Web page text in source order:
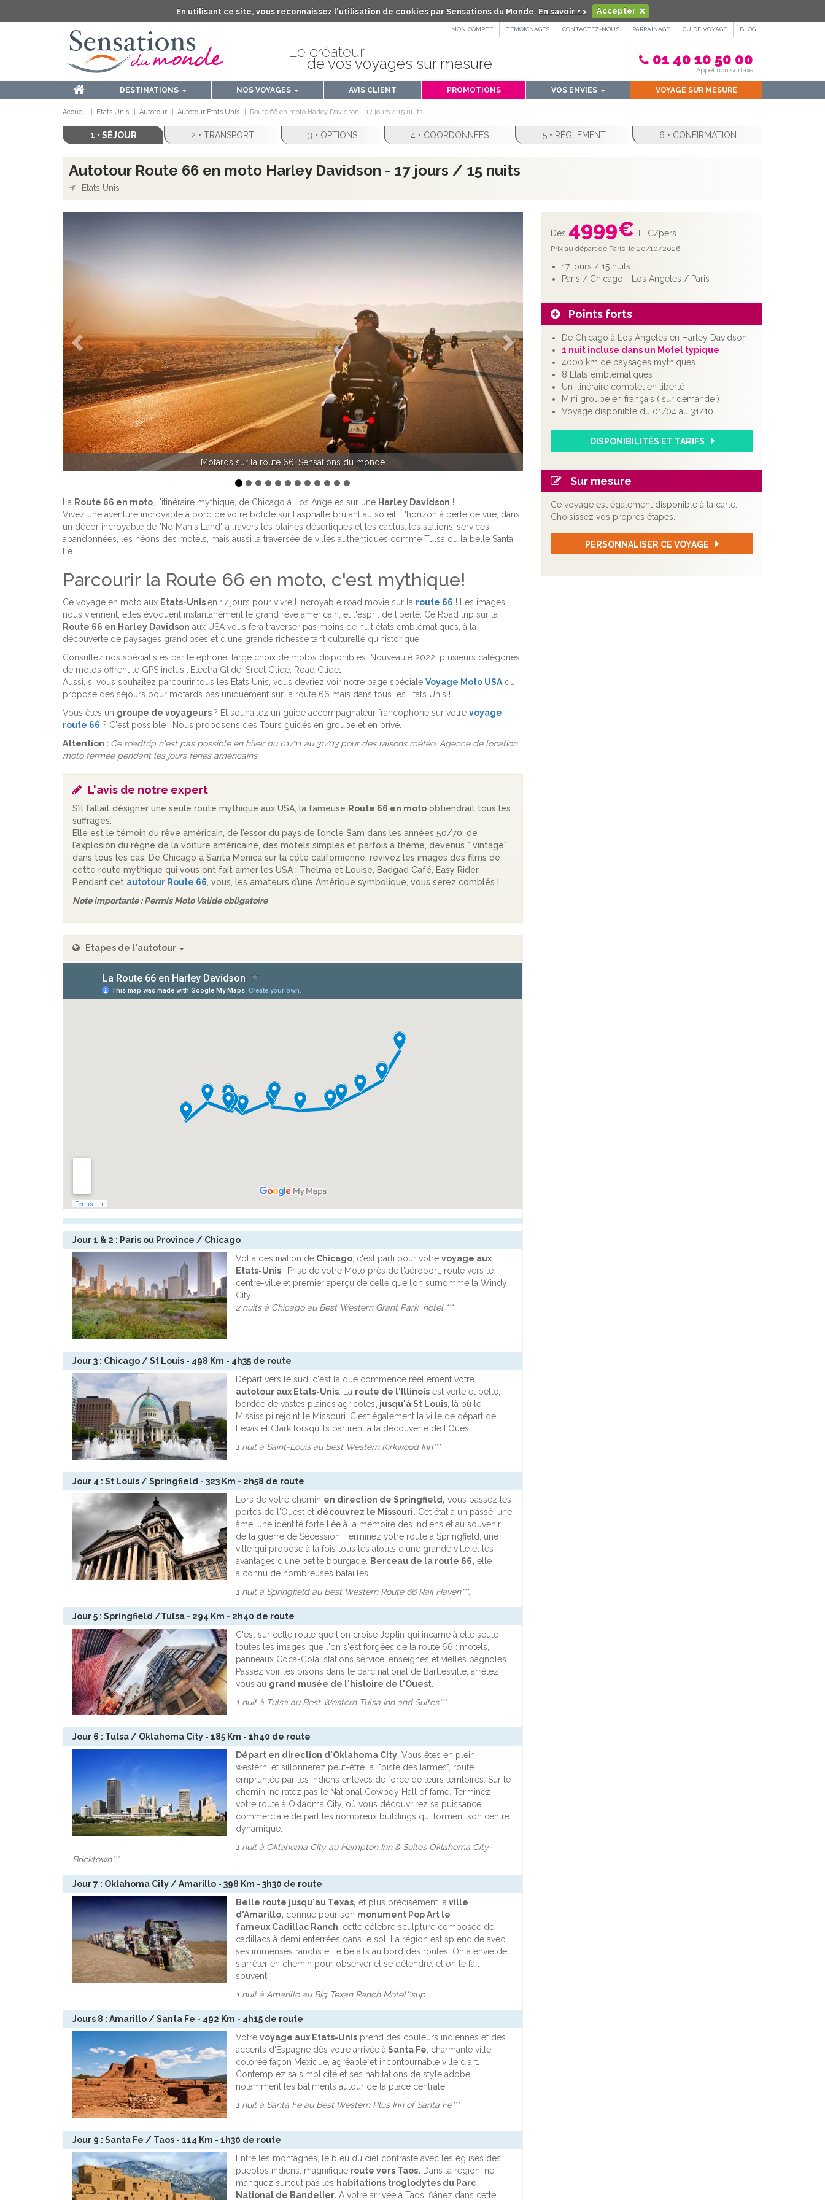
En utilisant ce site, vous reconnaissez l'utilisation de cookies par Sensations du Monde. En savoir + > Accepter
MON COMPTE TÉMOIGNAGES CONTACTEZ-NOUS PARRAINAGE GUIDE VOYAGE BLOG
Le créateur
de vos voyages sur mesure 01 40 10 50 00
Appel non surtaxé
DESTINATIONS NOS VOYAGES AVIS CLIENT PROMOTIONS VOS ENVIES VOYAGE SUR MESURE
Accueil Etats Unis Autotour Autotour Etats Unis Route 66 en moto Harley Davidson - 17 jours / 15 nuits
1 • SÉJOUR 2 • TRANSPORT 3 • OPTIONS 4 • COORDONNÉES 5 • RÈGLEMENT 6 • CONFIRMATION
Autotour Route 66 en moto Harley Davidson - 17 jours / 15 nuits
Etats Unis
Dès 4999€ TTC/pers.
Prix au départ de Paris, le 20/10/2026
17 jours / 15 nuits
Paris / Chicago - Los Angeles / Paris
Points forts
De Chicago à Los Angeles en Harley Davidson
1 nuit incluse dans un Motel typique
4000 km de paysages mythiques
8 Etats emblématiques
Un itinéraire complet en liberté
Mini groupe en français ( sur demande )
Voyage disponible du 01/04 au 31/10
DISPONIBILITÉS ET TARIFS
Sur mesure
Ce voyage est également disponible à la carte.
Choisissez vos propres étapes...
PERSONNALISER CE VOYAGE
Chicago - Sensations du monde
Précédent
La Route 66 en moto, l'itinéraire mythique, de Chicago à Los Angeles sur une Harley Davidson !
Vivez une aventure incroyable à bord de votre bolide sur l'asphalte brûlant au soleil. L'horizon à perte de vue, dans
un décor incroyable de "No Man's Land" à travers les plaines désertiques et les cactus, les stations-services
abandonnées, les néons des motels, mais aussi la traversée de villes authentiques comme Tulsa ou la belle Santa
Fe.
Parcourir la Route 66 en moto, c'est mythique!
Ce voyage en moto aux Etats-Unisen 17 jours pour vivre l'incroyable road movie sur la route 66 ! Les images
nous viennent, elles évoquent instantanément le grand rêve américain, et l'esprit de liberté. Ce Road trip sur la
Route 66 en Harley Davidson aux USA vous fera traverser pas moins de huit états emblématiques, à la
découverte de paysages grandioses et d'une grande richesse tant culturelle qu'historique.
Consultez nos spécialistes par téléphone, large choix de motos disponibles. Nouveauté 2022, plusieurs catégories
de motos offrent le GPS inclus : Electra Glide, Sreet Glide, Road Glide.
Aussi, si vous souhaitez parcourir tous les Etats Unis, vous devriez voir notre page spéciale Voyage Moto USAqui
propose des séjours pour motards pas uniquement sur la route 66 mais dans tous les Etats Unis !
Vous êtes un groupe de voyageurs? Et souhaitez un guide accompagnateur francophone sur votre voyage
route 66 ? C'est possible ! Nous proposons des Tours guidés en groupe et en privé.
Attention : Ce roadtrip n'est pas possible en hiver du 01/11 au 31/03 pour des raisons météo. Agence de location
moto fermée pendant les jours fériés américains.
L'avis de notre expert
S’il fallait désigner une seule route mythique aux USA, la fameuse Route 66 en moto obtiendrait tous les
suffrages.
Elle est le témoin du rêve américain, de l’essor du pays de l’oncle Sam dans les années 50/70, de
l’explosion du règne de la voiture américaine, des motels simples et parfois à thème, devenus " vintage"
dans tous les cas. De Chicago à Santa Monica sur la côte californienne, revivez les images des films de
cette route mythique qui vous ont fait aimer les USA : Thelma et Louise, Badgad Café, Easy Rider.
Pendant cet autotour Route 66, vous, les amateurs d’une Amérique symbolique, vous serez comblés !
Note importante : Permis Moto Valide obligatoire
Etapes de l'autotour
Jour 1 & 2 : Paris ou Province / Chicago
Vol à destination de Chicago, c'est parti pour votrevoyage aux
Etats-Unis ! Prise de votre Moto près de l'aéroport, route vers le
centre-ville et premier aperçu de celle que l’on surnomme la Windy
City.
2 nuits à Chicago au Best Western Grant Park hotel ***.
Jour 3 : Chicago / St Louis - 498 Km - 4h35 de route
Départ vers le sud, c'est là que commence réellement votre
autotour aux Etats-Unis . La route de l'Illinois est verte et belle,
bordée de vastes plaines agricoles, jusqu'à St Louis , là où le
Mississipi rejoint le Missouri. C'est également la ville de départ de
Lewis et Clark lorsqu'ils partirent à la découverte de l'Ouest.
1 nuit à Saint-Louis au Best Western Kirkwood Inn***.
Jour 4 : St Louis / Springfield - 323 Km - 2h58 de route
Lors de votre chemin en direction de Springfield, vous passez les
portes de l'Ouest et découvrez le Missouri. Cet état a un passé, une
âme, une identité forte liée à la mémoire des Indiens et au souvenir
de la guerre de Sécession. Terminez votre route à Springfield, une
ville qui propose à la fois tous les atouts d'une grande ville et les
avantages d'une petite bourgade.
Berceau de la route 66, elle
a connu de nombreuses batailles.
1 nuit à Springfield au Best Western Route 66 Rail Haven***.
Jour 5 : Springfield /Tulsa - 294 Km - 2h40 de route
C'est sur cette route que l'on croise Joplin qui incarne à elle seule
toutes les images que l'on s'est forgées de la route 66 : motels,
panneaux Coca-Cola, stations service, enseignes et vielles bagnoles.
Passez voir les bisons dans le parc national de Bartlesville, arrêtez
vous au grand musée de l'histoire de l'Ouest
1 nuit à Tulsa au Best Western Tulsa Inn and Suites***.
Jour 6 : Tulsa / Oklahoma City - 185 Km - 1h40 de route
Départ en direction d'Oklahoma City. Vous êtes en plein
western, et sillonnerez peut-être la "piste des larmes", route
empruntée par les indiens enlevés de force de leurs territoires. Sur le
chemin, ne ratez pas le National Cowboy Hall of fame. Terminez
votre route à Oklaoma City, où vous découvrirez sa puissance
commerciale de part les nombreux buildings qui forment son centre
dynamique.
1 nuit à Oklahoma City au Hampton Inn & Suites Oklahoma City-
Bricktown***
Jour 7 : Oklahoma City / Amarillo - 398 Km - 3h30 de route
Belle route jusqu'au Texas, et plus précisément laville
d'Amarillo, connue pour son monument Pop Art le
fameux Cadillac Ranch, cette célèbre sculpture composée de
cadillacs à demi enterrées dans le sol. La région est splendide avec
ses immenses ranchs et le bétails au bord des routes. On a envie de
s'arrêter en chemin pour observer et se détendre, et on le fait
souvent.
1 nuit à Amarillo au Big Texan Ranch Motel**sup
Jours 8 : Amarillo / Santa Fe - 492 Km - 4h15 de route
Votrevoyage aux Etats-Unis prend des couleurs indiennes et des
accents d'Espagne dès votre arrivée àSanta Fe, charmante ville
colorée façon Mexique, agréable et incontournable ville d'art.
Contemplez sa simplicité et ses habitations de style adobe,
notamment les bâtiments autour de la place centrale.
1 nuit à Santa Fe au Best Western Plus Inn of Santa Fe***.
Jour 9 : Santa Fe / Taos - 114 Km - 1h30 de route
Entre les montagnes, le bleu du ciel contraste avec les églises des
pueblos indiens, magnifique route vers Taos. Dans la région, ne
manquez surtout pas les habitations troglodytes du Parc
National de Bandelier. A votre arrivée à Taos, flânez dans cette